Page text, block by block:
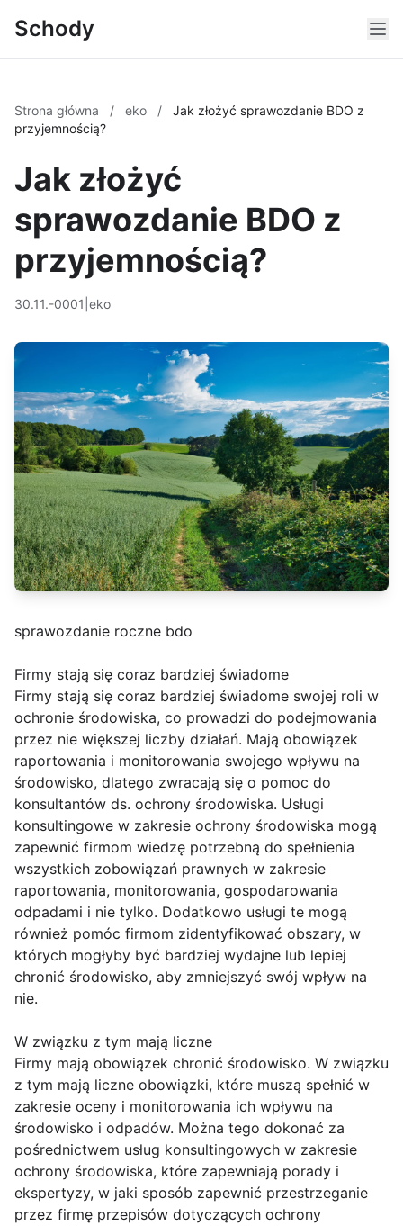
Schody
Strona główna / eko /
Jak złożyć sprawozdanie BDO z
przyjemnością?
Jak złożyć
sprawozdanie BDO z
przyjemnością?
30.11.-0001 eko
sprawozdanie roczne bdo
Firmy stają się coraz bardziej świadome
Firmy stają się coraz bardziej świadome swojej roli w
ochronie środowiska, co prowadzi do podejmowania
przez nie większej liczby działań. Mają obowiązek
raportowania i monitorowania swojego wpływu na
środowisko, dlatego zwracają się o pomoc do
konsultantów ds. ochrony środowiska. Usługi
konsultingowe w zakresie ochrony środowiska mogą
zapewnić firmom wiedzę potrzebną do spełnienia
wszystkich zobowiązań prawnych w zakresie
raportowania, monitorowania, gospodarowania
odpadami i nie tylko. Dodatkowo usługi te mogą
również pomóc firmom zidentyfikować obszary, w
których mogłyby być bardziej wydajne lub lepiej
chronić środowisko, aby zmniejszyć swój wpływ na
nie.
W związku z tym mają liczne
Firmy mają obowiązek chronić środowisko. W związku
z tym mają liczne obowiązki, które muszą spełnić w
zakresie oceny i monitorowania ich wpływu na
środowisko i odpadów. Można tego dokonać za
pośrednictwem usług konsultingowych w zakresie
ochrony środowiska, które zapewniają porady i
ekspertyzy, w jaki sposób zapewnić przestrzeganie
przez firmę przepisów dotyczących ochrony